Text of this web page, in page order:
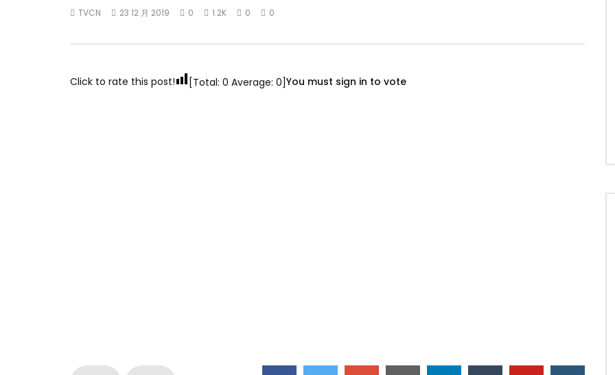
TVCN 23 12 月 2019 0 1.2K 0 0
Click to rate this post! [Total: 0 Average: 0]You must sign in to vote